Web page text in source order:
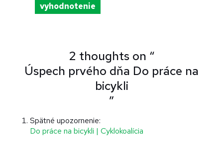
vyhodnotenie
2 thoughts on “
Úspech prvého dňa Do práce na
bicykli
”
Spätné upozornenie:
Do práce na bicykli | Cyklokoalícia